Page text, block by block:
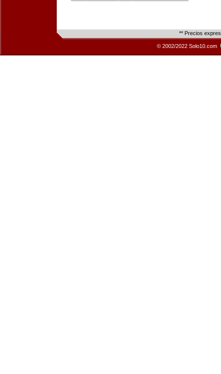
** Precios
© 2002/2022 Solo10.com